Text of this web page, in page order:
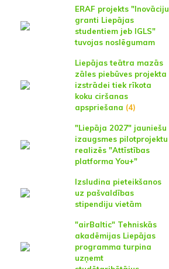
ERAF projekts "Inovāciju
granti Liepājas
studentiem jeb IGLS"
tuvojas noslēgumam
Liepājas teātra mazās
zāles piebūves projekta
izstrādei tiek rīkota
koku ciršanas
apspriešana (4)
"Liepāja 2027" jauniešu
izaugsmes pilotprojektu
realizēs "Attīstības
platforma You+"
Izsludina pieteikšanos
uz pašvaldības
stipendiju vietām
"airBaltic" Tehniskās
akadēmijas Liepājas
programma turpina
uzņemt